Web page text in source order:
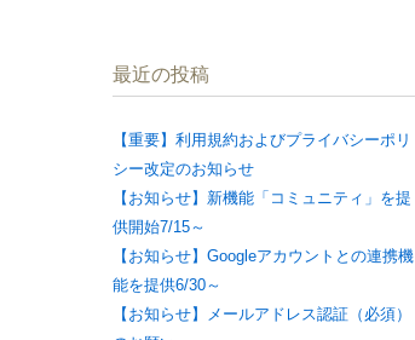
最近の投稿
【重要】利用規約およびプライバシーポリ
シー改定のお知らせ
【お知らせ】新機能「コミュニティ」を提
供開始7/15～
【お知らせ】Googleアカウントとの連携機
能を提供6/30～
【お知らせ】メールアドレス認証（必須）